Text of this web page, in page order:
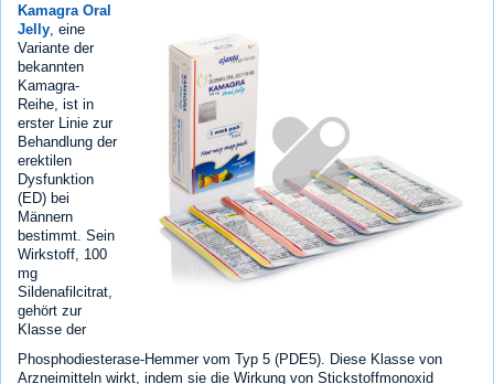
Kamagra Oral
Jelly , eine
Variante der
bekannten
Kamagra-
Reihe, ist in
erster Linie zur
Behandlung der
erektilen
Dysfunktion
(ED) bei
Männern
bestimmt. Sein
Wirkstoff, 100
mg
Sildenafilcitrat,
gehört zur
Klasse der
Phosphodiesterase-Hemmer vom Typ 5 (PDE5). Diese Klasse von
Arzneimitteln wirkt, indem sie die Wirkung von Stickstoffmonoxid